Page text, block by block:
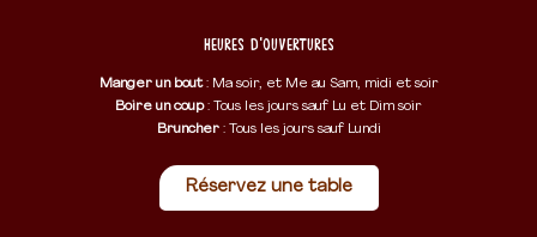
Heures d'ouvertures
Manger un bout: Ma soir, et Me au Sam, midi et soir
Boire un coup: Tous les jours sauf Lu et Dim soir
Bruncher: Tous les jours sauf Lundi
Réservez une table